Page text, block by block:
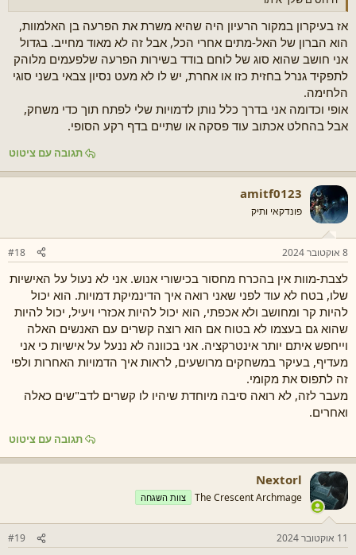
אז בעיקרון במקור הרעיון היה שהיא משרת את הפרעה בן האלמוות,
הוא הברון של האל-מתים אחרי הכל, אבל זה לא מאוד מחייב. בגדול
אני חושב שהוא סוג של לוחם בודד בשירות הפרעה שלפעמים מלוהק
לתפקיד גנרל בחזית כזו או אחרת, יש לו לא מעט נסיון צבאי בשני סוגי
הלחימה.
אופי וכדומה אני בדרך כלל נותן לדמויות שלי לפתח תוך כדי משחק,
אבל בהחלט אכתוב עוד פסקה או שתיים בדף רקע הסופי.
תגובה עם ציטוט
amitf0123
פונדקאי ותיק
8 אוקטובר 2024 #18
לצבת-מוות אין בהכרח מחסור בכישורי אנוש. אני לא נעול על האישיות
שלו, בטח לא עוד לפני שאני רואה איך הדינמיקת דמויות. הוא יכול
להיות קר ומחושב ולא אכפתי, הוא יכול להיות אכזרי ויעיל, יכול להיות
שהוא גם בעצמו לא בטוח אם הוא רוצה קשרים עם האנשים האלה
וייחפש איתם יותר אינטרקציה. אני בכוונה לא ננעל על אישיות כי אני
מעדיף, בעיקר במשחקים מרושעים, לראות איך הדמויות האחרות ולפי
זה לתפוס את מקומי.
מעבר לזה, לא רואה סיבה מיוחדת שיהיו לו קשרים לדב"שים כאלה
ואחרים.
תגובה עם ציטוט
Nextorl
The Crescent Archmage צוות השגחה
11 אוקטובר 2024 #19